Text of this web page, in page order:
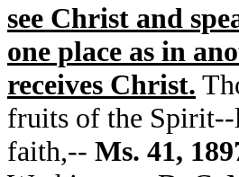
see Christ and
one place as in
receives Christ.
fruits of the Spirit--
faith,-- Ms. 41,